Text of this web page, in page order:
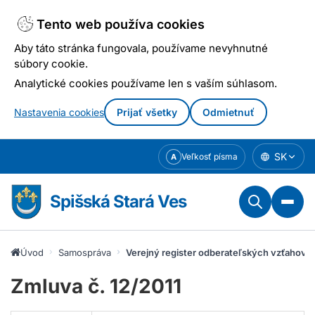
Tento web používa cookies
Aby táto stránka fungovala, používame nevyhnutné
súbory cookie.
Analytické cookies používame len s vaším súhlasom.
Nastavenia cookies Prijať všetky Odmietnuť
obsahu
A Veľkosť písma SK
Spišská Stará Ves
Úvod Samospráva Verejný register odberateľských vzťahov
Zmluva č. 12/2011